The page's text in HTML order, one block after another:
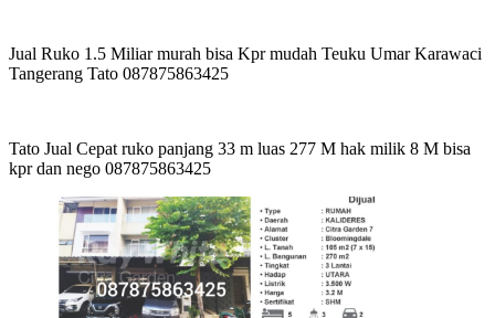
Jual Ruko 1.5 Miliar murah bisa Kpr mudah Teuku Umar Karawaci
Tangerang Tato 087875863425
Tato Jual Cepat ruko panjang 33 m luas 277 M hak milik 8 M bisa
kpr dan nego 087875863425